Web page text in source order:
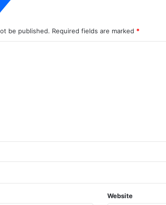
be published. Required fields are marked *
Website